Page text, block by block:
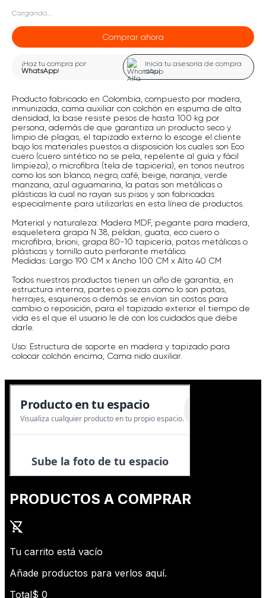
Cargando...
Comprar ahora
¡Haz tu compra por
WhatsApp!
Inicia tu asesoría de compra
aquí
Producto fabricado en Colombia, compuesto por madera,
inmunizada, cama auxiliar con colchón en espuma de alta
densidad, la base resiste pesos de hasta 100 kg por
persona, además de que garantiza un producto seco y
limpio de plagas, el tapizado externo lo escoge el cliente
bajo los materiales puestos a disposición los cuales son Eco
cuero (cuero sintético no se pela, repelente al guía y fácil
limpieza), o microfibra (tela de tapicería), en tonos neutros
como los son blanco, negro, café, beige, naranja, verde
manzana, azul aguamarina, la patas son metálicas o
plásticas la cual no rayan sus pisos y son fabricadas
especialmente para utilizarlas en esta línea de productos.
Material y naturaleza: Madera MDF, pegante para madera,
esqueletera grapa N 38, peldan, guata, eco cuero o
microfibra, brioni, grapa 80-10 tapicería, patas metálicas o
plásticas y tornillo auto perforante metálico.
Medidas: Largo 190 CM x Ancho 100 CM x Alto 40 CM
Todos nuestros productos tienen un año de garantía, en
estructura interna, partes o piezas como lo son patas,
herrajes, esquineros o demás se envían sin costos para
cambio o reposición, para el tapizado exterior el tiempo de
vida es el que el usuario le de con los cuidados que debe
darle.
Uso: Estructura de soporte en madera y tapizado para
colocar colchón encima, Cama nido auxiliar.